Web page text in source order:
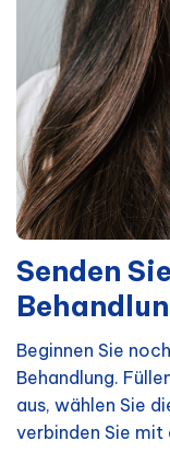
Senden
Beginnen Sie
Behandlung.
aus, wählen Sie
verbinden Sie mit